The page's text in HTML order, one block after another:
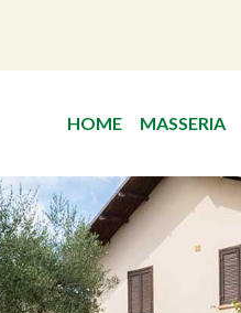
HOME MASSERIA